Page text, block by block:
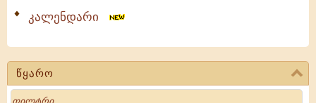
კალენდარი
წყარო
Search